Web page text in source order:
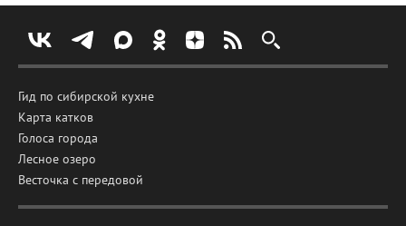
Гид по сибирской кухне
Карта катков
Голоса города
Лесное озеро
Весточка с передовой